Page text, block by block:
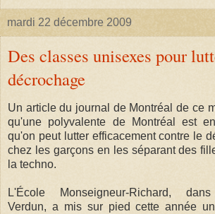
mardi 22 décembre 2009
Des classes unisexes pour
décrochage
Un article du journal de Montréal de ce
qu'une polyvalente de Montréal est
qu'on peut lutter efficacement contre le
chez les garçons en les séparant des
la techno.
L'École Monseigneur-Richard,
Verdun, a mis sur pied cette année